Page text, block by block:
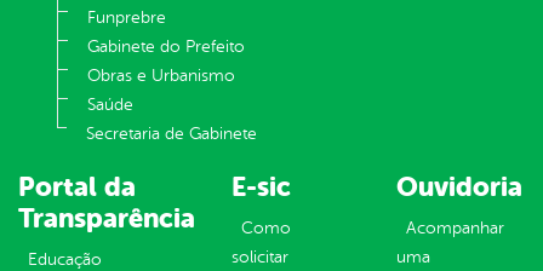
Funprebre
Gabinete do Prefeito
Obras e Urbanismo
Saúde
Secretaria de Gabinete
Portal da
Transparência
Educação
E-sic
Como
solicitar
Ouvidoria
Acompanhar
uma